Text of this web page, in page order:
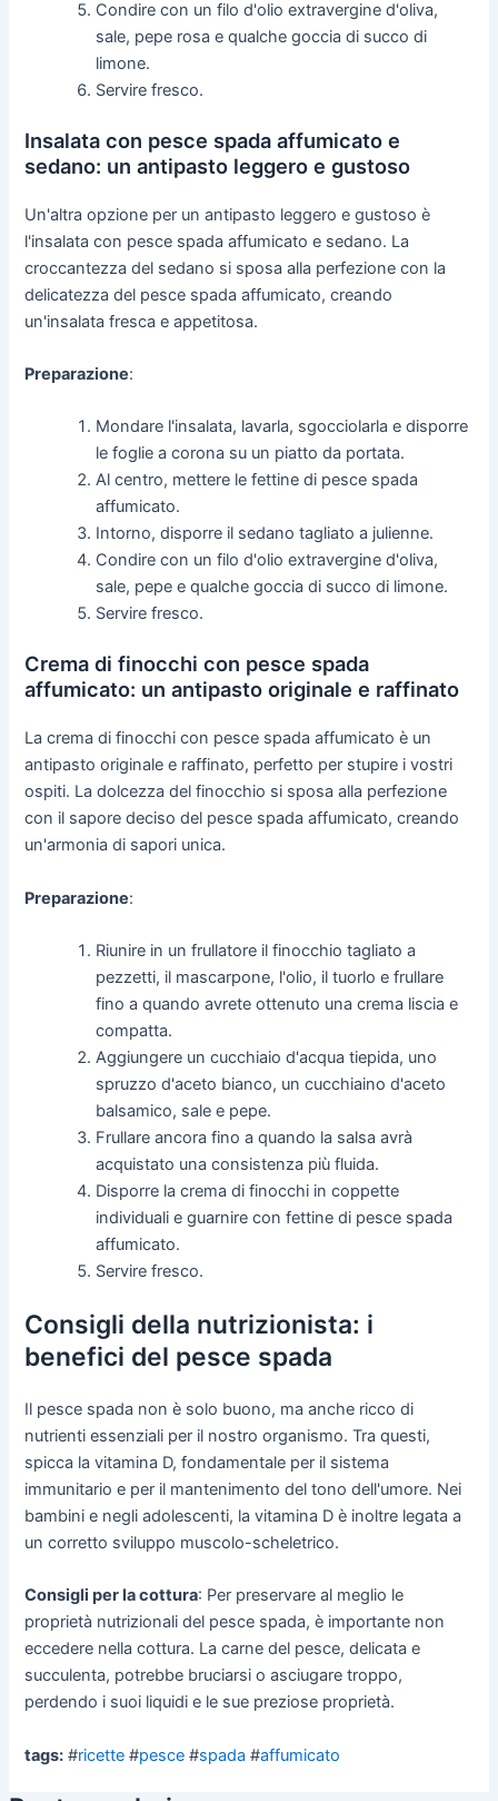
Condire con un filo d'olio extravergine d'oliva,
sale, pepe rosa e qualche goccia di succo di
limone.
Servire fresco.
Insalata con pesce spada affumicato e
sedano: un antipasto leggero e gustoso
Un'altra opzione per un antipasto leggero e gustoso è
l'insalata con pesce spada affumicato e sedano. La
croccantezza del sedano si sposa alla perfezione con la
delicatezza del pesce spada affumicato, creando
un'insalata fresca e appetitosa.
Preparazione:
Mondare l'insalata, lavarla, sgocciolarla e disporre
le foglie a corona su un piatto da portata.
Al centro, mettere le fettine di pesce spada
affumicato.
Intorno, disporre il sedano tagliato a julienne.
Condire con un filo d'olio extravergine d'oliva,
sale, pepe e qualche goccia di succo di limone.
Servire fresco.
Crema di finocchi con pesce spada
affumicato: un antipasto originale e raffinato
La crema di finocchi con pesce spada affumicato è un
antipasto originale e raffinato, perfetto per stupire i vostri
ospiti. La dolcezza del finocchio si sposa alla perfezione
con il sapore deciso del pesce spada affumicato, creando
un'armonia di sapori unica.
Preparazione:
Riunire in un frullatore il finocchio tagliato a
pezzetti, il mascarpone, l'olio, il tuorlo e frullare
fino a quando avrete ottenuto una crema liscia e
compatta.
Aggiungere un cucchiaio d'acqua tiepida, uno
spruzzo d'aceto bianco, un cucchiaino d'aceto
balsamico, sale e pepe.
Frullare ancora fino a quando la salsa avrà
acquistato una consistenza più fluida.
Disporre la crema di finocchi in coppette
individuali e guarnire con fettine di pesce spada
affumicato.
Servire fresco.
Consigli della nutrizionista: i
benefici del pesce spada
Il pesce spada non è solo buono, ma anche ricco di
nutrienti essenziali per il nostro organismo. Tra questi,
spicca la vitamina D, fondamentale per il sistema
immunitario e per il mantenimento del tono dell'umore. Nei
bambini e negli adolescenti, la vitamina D è inoltre legata a
un corretto sviluppo muscolo-scheletrico.
Consigli per la cottura: Per preservare al meglio le
proprietà nutrizionali del pesce spada, è importante non
eccedere nella cottura. La carne del pesce, delicata e
succulenta, potrebbe bruciarsi o asciugare troppo,
perdendo i suoi liquidi e le sue preziose proprietà.
tags: #ricette #pesce #spada #affumicato